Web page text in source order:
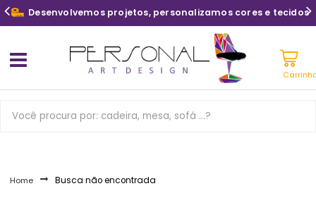
Desenvolvemos projetos, personalizamos cores e tecidos
Home Busca não encontrada